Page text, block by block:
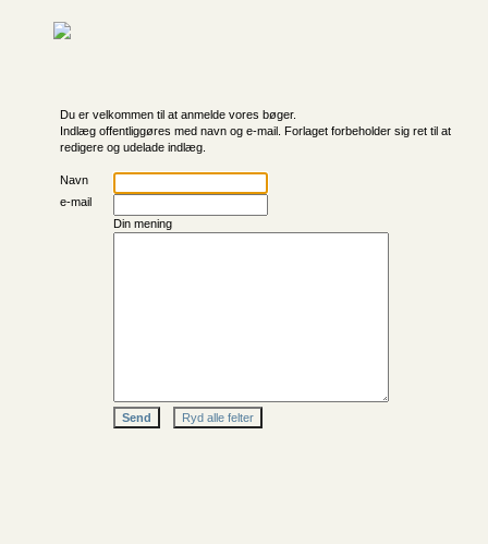
Du er velkommen til at anmelde vores bøger.
Indlæg offentliggøres med navn og e-mail. Forlaget forbeholder sig ret til at
redigere og udelade indlæg.
Navn
e-mail
Din mening